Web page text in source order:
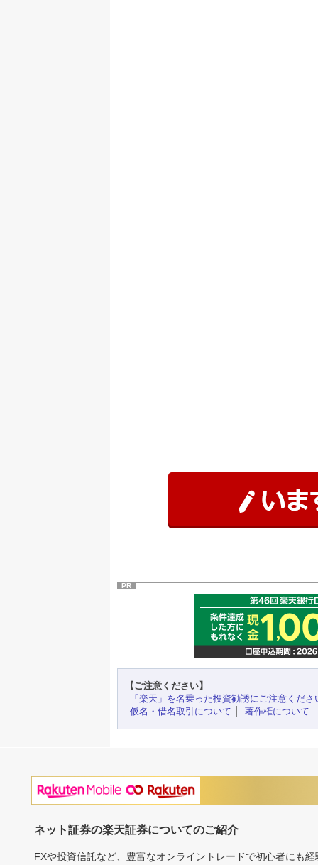
PR
【ご注意ください】
「楽天」を名乗った投資勧誘にご注意くださ
仮名・借名取引について
著作権について
ネット証券の楽天証券についてのご紹介
FXや投資信託など、豊富なオンライントレードで初心者にも